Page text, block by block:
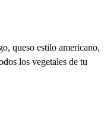
queso estilo americano,
los vegetales de tu